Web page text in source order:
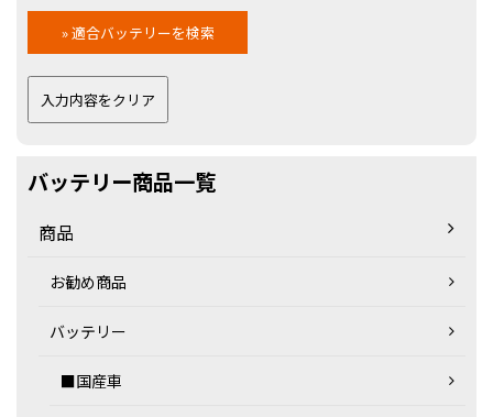
バッテリー商品一覧
商品
お勧め商品
バッテリー
■国産車